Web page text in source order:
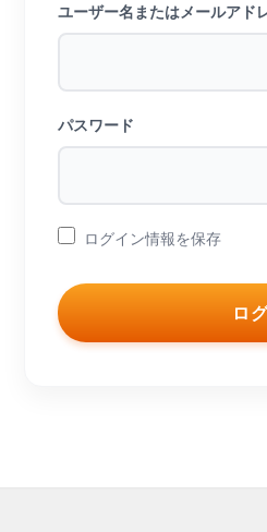
ユーザー名またはメールアド
パスワード
ログイン情報を保存